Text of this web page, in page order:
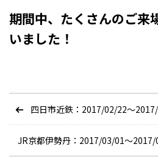
期間中、たくさんのご来
いました！
四日市近鉄：2017/02/22〜
JR京都伊勢丹：2017/03/01〜